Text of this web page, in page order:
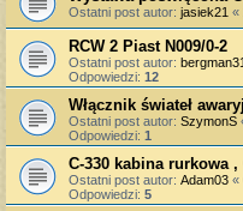
Ostatni post autor: jasiek21 «
RCW 2 Piast N009/0-2
Ostatni post autor: bergman31
Odpowiedzi: 12
Włącznik świateł
Ostatni post autor: SzymonS
Odpowiedzi: 1
C-330 kabina rurkowa
Ostatni post autor: Adam03 «
Odpowiedzi: 5